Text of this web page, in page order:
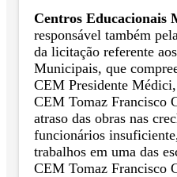
Centros Educacionais
responsável também
da licitação referente
Municipais, que
CEM Presidente
CEM Tomaz Francisco
atraso das obras nas
funcionários
trabalhos em uma das
CEM Tomaz Francisco